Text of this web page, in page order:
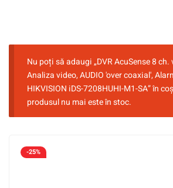
Nu poți să adaugi „DVR AcuSense 8 ch.
Analiza video, AUDIO 'over coaxial',
HIKVISION iDS-7208HUHI-M1-SA” în
produsul nu mai este în stoc.
-25%